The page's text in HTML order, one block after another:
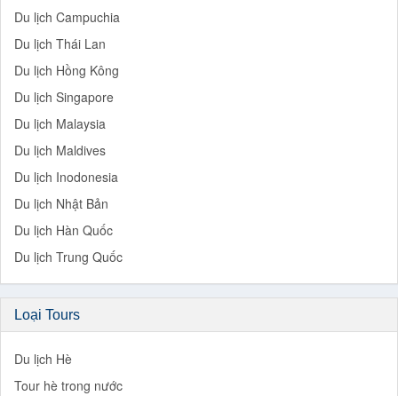
Du lịch Campuchia
Du lịch Thái Lan
Du lịch Hồng Kông
Du lịch Singapore
Du lịch Malaysia
Du lịch Maldives
Du lịch Inodonesia
Du lịch Nhật Bản
Du lịch Hàn Quốc
Du lịch Trung Quốc
Loại Tours
Du lịch Hè
Tour hè trong nước